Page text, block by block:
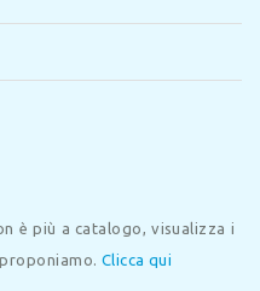
è più a catalogo, visualizza i
Clicca qui